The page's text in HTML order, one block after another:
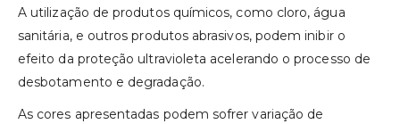
A utilização de produtos químicos, como cloro, água
sanitária, e outros produtos abrasivos, podem inibir o
efeito da proteção ultravioleta acelerando o processo de
desbotamento e degradação.
As cores apresentadas podem sofrer variação de